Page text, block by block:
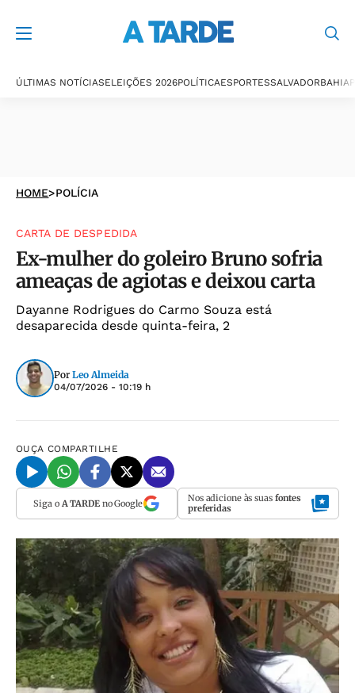
ÚLTIMAS NOTÍCIASELEIÇÕES 2026POLÍTICAESPORTESSALVADORBAHIA
HOME>POLÍCIA
CARTA DE DESPEDIDA
Ex-mulher do goleiro Bruno sofria
ameaças de agiotas e deixou carta
Dayanne Rodrigues do Carmo Souza está
desaparecida desde quinta-feira, 2
Por Leo Almeida
04/07/2026 - 10:19 h
OUÇA COMPARTILHE
Siga o A TARDEno Google Nos adicione às suas fontes
preferidas